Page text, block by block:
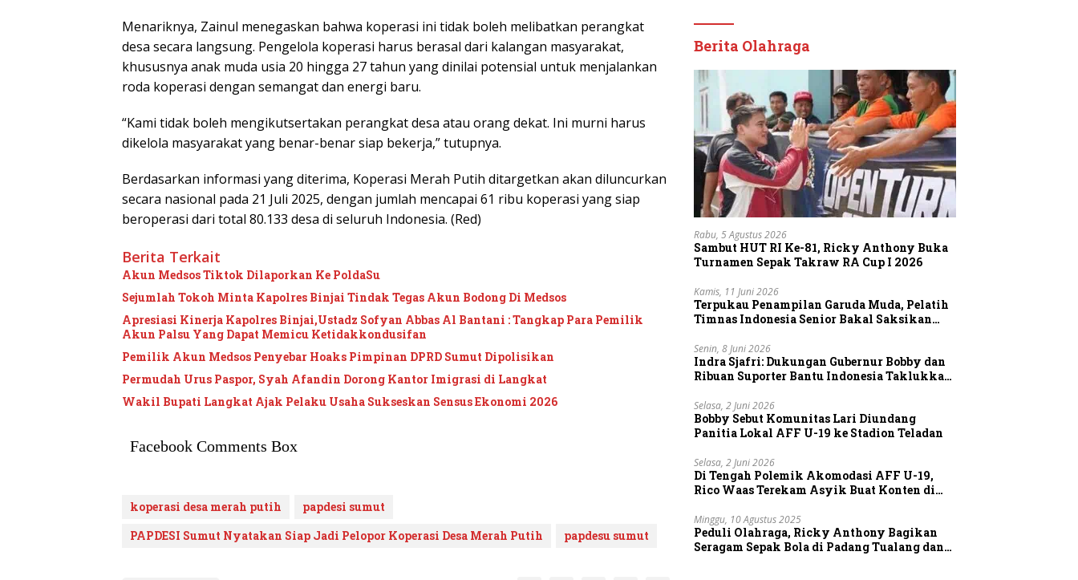
Menariknya, Zainul menegaskan bahwa koperasi ini tidak boleh melibatkan perangkat
desa secara langsung. Pengelola koperasi harus berasal dari kalangan masyarakat,
khususnya anak muda usia 20 hingga 27 tahun yang dinilai potensial untuk menjalankan
roda koperasi dengan semangat dan energi baru.
“Kami tidak boleh mengikutsertakan perangkat desa atau orang dekat. Ini murni harus
dikelola masyarakat yang benar-benar siap bekerja,” tutupnya.
Berdasarkan informasi yang diterima, Koperasi Merah Putih ditargetkan akan diluncurkan
secara nasional pada 21 Juli 2025, dengan jumlah mencapai 61 ribu koperasi yang siap
beroperasi dari total 80.133 desa di seluruh Indonesia. (Red)
Berita Terkait
Akun Medsos Tiktok Dilaporkan Ke PoldaSu
Sejumlah Tokoh Minta Kapolres Binjai Tindak Tegas Akun Bodong Di Medsos
Apresiasi Kinerja Kapolres Binjai,Ustadz Sofyan Abbas Al Bantani : Tangkap Para Pemilik
Akun Palsu Yang Dapat Memicu Ketidakkondusifan
Pemilik Akun Medsos Penyebar Hoaks Pimpinan DPRD Sumut Dipolisikan
Permudah Urus Paspor, Syah Afandin Dorong Kantor Imigrasi di Langkat
Wakil Bupati Langkat Ajak Pelaku Usaha Sukseskan Sensus Ekonomi 2026
Facebook Comments Box
koperasi desa merah putih
papdesi sumut
PAPDESI Sumut Nyatakan Siap Jadi Pelopor Koperasi Desa Merah Putih
papdesu sumut
Berita Olahraga
Rabu, 5 Agustus 2026
Sambut HUT RI Ke-81, Ricky Anthony Buka
Turnamen Sepak Takraw RA Cup I 2026
Kamis, 11 Juni 2026
Terpukau Penampilan Garuda Muda, Pelatih
Timnas Indonesia Senior Bakal Saksikan
Senin, 8 Juni 2026
Indra Sjafri: Dukungan Gubernur Bobby dan
Ribuan Suporter Bantu Indonesia Taklukkan
Selasa, 2 Juni 2026
Bobby Sebut Komunitas Lari Diundang
Panitia Lokal AFF U-19 ke Stadion Teladan
Selasa, 2 Juni 2026
Di Tengah Polemik Akomodasi AFF U-19,
Rico Waas Terekam Asyik Buat Konten di
Minggu, 10 Agustus 2025
Peduli Olahraga, Ricky Anthony Bagikan
Seragam Sepak Bola di Padang Tualang dan